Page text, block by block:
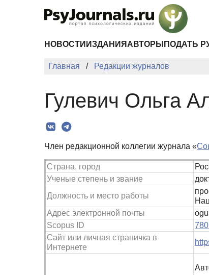
НОВОСТИ ИЗДАНИЯ АВТОРЫ ПОДАТЬ
Главная Редакции журналов
Гулевич Ольга
Член редакционной коллегии журнала «
Страна, город
Ученые степень и звание
Должность и место работы
Адрес электронной почты
Scopus ID
Сайт или личная страничка в
Интернете